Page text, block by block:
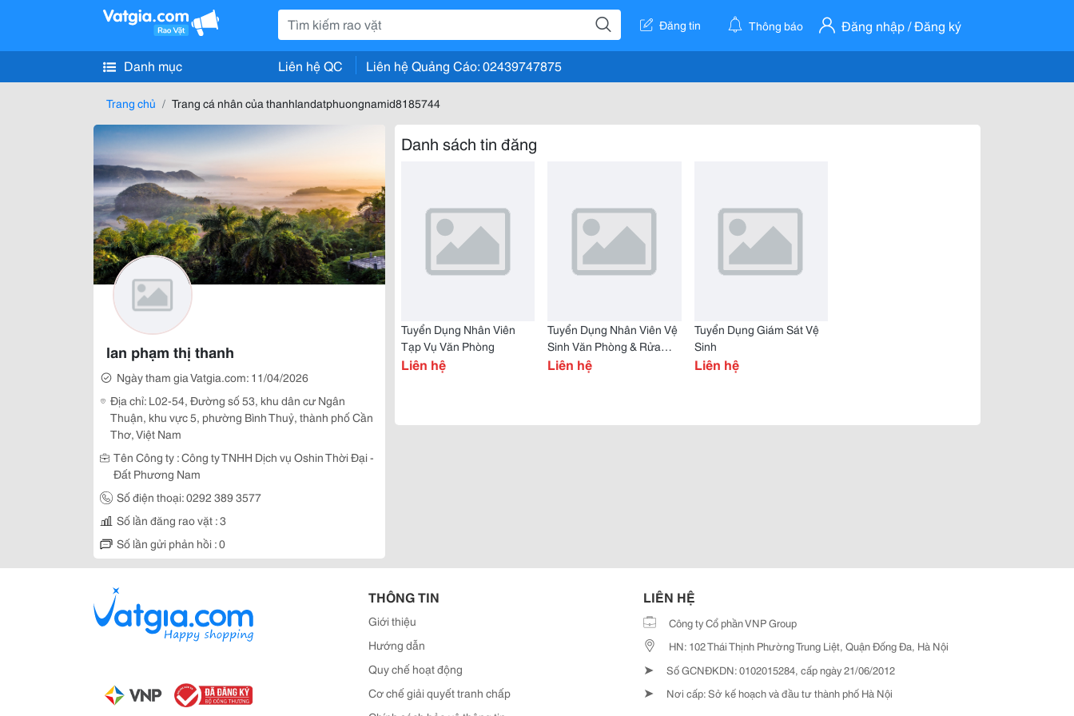
Đăng tin Thông báo Đăng nhập / Đăng ký
Danh mục Liên hệ QC Liên hệ Quảng Cáo: 02439747875
Trang chủ Trang cá nhân của thanhlandatphuongnamid8185744
lan phạm thị thanh
Ngày tham gia Vatgia.com: 11/04/2026
Địa chỉ: L02-54, Đường số 53, khu dân cư Ngân
Thuận, khu vực 5, phường Bình Thuỷ, thành phố Cần
Thơ, Việt Nam
Tên Công ty : Công ty TNHH Dịch vụ Oshin Thời Đại -
Đất Phương Nam
Số điện thoại: 0292 389 3577
Số lần đăng rao vặt : 3
Số lần gửi phản hồi : 0
Danh sách tin đăng
Tuyển Dụng Nhân Viên
Tạp Vụ Văn Phòng
Liên hệ
Tuyển Dụng Nhân Viên Vệ
Sinh Văn Phòng & Rửa
Dụng Cụ Phòng Thí
Liên hệ
Tuyển Dụng Giám Sát Vệ
Sinh
Liên hệ
THÔNG TIN
Giới thiệu
Hướng dẫn
Quy chế hoạt động
Cơ chế giải quyết tranh chấp
LIÊN HỆ
Công ty Cổ phần VNP Group
HN: 102 Thái Thịnh Phường Trung Liệt, Quận Đống Đa, Hà Nội
➤ Số GCNĐKDN: 0102015284, cấp ngày 21/06/2012
➤ Nơi cấp: Sở kế hoạch và đầu tư thành phố Hà Nội